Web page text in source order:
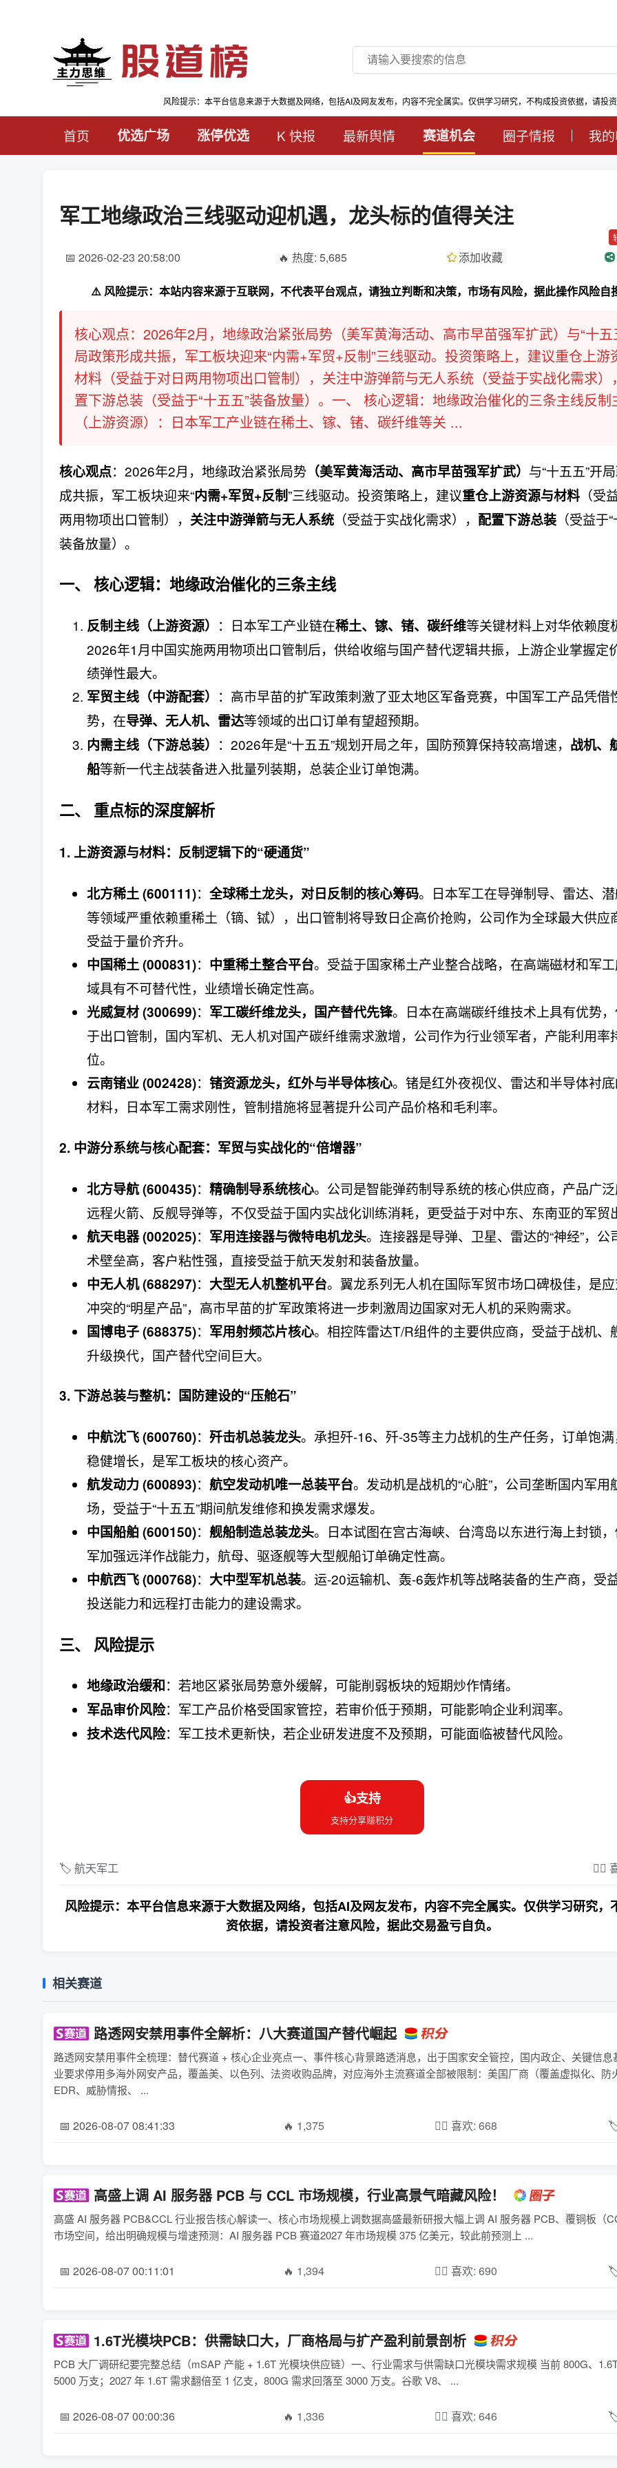
风险提示：本平台信息来源于大数据及网络，包括AI及网友发布，内容不完全属实。仅供学习研究，不构成投资依据，请投
首页 优选广场 涨停优选 K 快报 最新舆情 赛道机会 圈子情报 我
军工地缘政治三线驱动迎机遇，龙头标的值得关注
📅 2026-02-23 20:58:00 🔥 热度: 5,685 添加收藏
⚠️ 风险提示：本站内容来源于互联网，不代表平台观点，请独立判断和决策，市场有风险，据此操作风险自
核心观点：2026年2月，地缘政治紧张局势（美军黄海活动、高市早苗强军扩武）与“十五
局政策形成共振，军工板块迎来“内需+军贸+反制”三线驱动。投资策略上，建议重仓上游
材料（受益于对日两用物项出口管制），关注中游弹箭与无人系统（受益于实战化需求）
置下游总装（受益于“十五五”装备放量）。一、 核心逻辑：地缘政治催化的三条主线反制
（上游资源）：日本军工产业链在稀土、镓、锗、碳纤维等关 ...
核心观点：2026年2月，地缘政治紧张局势 （美军黄海活动、高市早苗强军扩武） 与“十五五”开
成共振，军工板块迎来“内需+军贸+反制”三线驱动。投资策略上，建议重仓上游资源与材料 （受
两用物项出口管制）， 关注中游弹箭与无人系统 （受益于实战化需求）， 配置下游总装 （受益于
装备放量）。
一、 核心逻辑：地缘政治催化的三条主线
反制主线（上游资源） ：日本军工产业链在稀土、镓、锗、碳纤维等关键材料上对华依赖度
2026年1月中国实施两用物项出口管制后，供给收缩与国产替代逻辑共振，上游企业掌握定
绩弹性最大。
军贸主线（中游配套） ：高市早苗的扩军政策刺激了亚太地区军备竞赛，中国军工产品凭借
势，在导弹、无人机、雷达等领域的出口订单有望超预期。
内需主线（下游总装） ：2026年是“十五五”规划开局之年，国防预算保持较高增速， 战机、
船等新一代主战装备进入批量列装期，总装企业订单饱满。
二、 重点标的深度解析
1. 上游资源与材料：反制逻辑下的“硬通货”
北方稀土 (600111)： 全球稀土龙头，对日反制的核心筹码。日本军工在导弹制导、雷达、
等领域严重依赖重稀土（镝、铽），出口管制将导致日企高价抢购，公司作为全球最大供应
受益于量价齐升。
中国稀土 (000831)： 中重稀土整合平台。受益于国家稀土产业整合战略，在高端磁材和军
域具有不可替代性，业绩增长确定性高。
光威复材 (300699)： 军工碳纤维龙头，国产替代先锋。日本在高端碳纤维技术上具有优势
于出口管制，国内军机、无人机对国产碳纤维需求激增，公司作为行业领军者，产能利用率
位。
云南锗业 (002428)： 锗资源龙头，红外与半导体核心。锗是红外夜视仪、雷达和半导体衬
材料，日本军工需求刚性，管制措施将显著提升公司产品价格和毛利率。
2. 中游分系统与核心配套：军贸与实战化的“倍增器”
北方导航 (600435)： 精确制导系统核心。公司是智能弹药制导系统的核心供应商，产品广
远程火箭、反舰导弹等，不仅受益于国内实战化训练消耗，更受益于对中东、东南亚的军贸
航天电器 (002025)： 军用连接器与微特电机龙头。连接器是导弹、卫星、雷达的“神经”，公
术壁垒高，客户粘性强，直接受益于航天发射和装备放量。
中无人机 (688297)： 大型无人机整机平台。翼龙系列无人机在国际军贸市场口碑极佳，是
冲突的“明星产品”，高市早苗的扩军政策将进一步刺激周边国家对无人机的采购需求。
国博电子 (688375)： 军用射频芯片核心。相控阵雷达T/R组件的主要供应商，受益于战机、
升级换代，国产替代空间巨大。
3. 下游总装与整机：国防建设的“压舱石”
中航沈飞 (600760)： 歼击机总装龙头。承担歼-16、歼-35等主力战机的生产任务，订单饱
稳健增长，是军工板块的核心资产。
航发动力 (600893)： 航空发动机唯一总装平台。发动机是战机的“心脏”，公司垄断国内军用
场，受益于“十五五”期间航发维修和换发需求爆发。
中国船舶 (600150)： 舰船制造总装龙头。日本试图在宫古海峡、台湾岛以东进行海上封锁
军加强远洋作战能力，航母、驱逐舰等大型舰船订单确定性高。
中航西飞 (000768)： 大中型军机总装。运-20运输机、轰-6轰炸机等战略装备的生产商，受
投送能力和远程打击能力的建设需求。
三、 风险提示
地缘政治缓和：若地区紧张局势意外缓解，可能削弱板块的短期炒作情绪。
军品审价风险：军工产品价格受国家管控，若审价低于预期，可能影响企业利润率。
技术迭代风险：军工技术更新快，若企业研发进度不及预期，可能面临被替代风险。
👍支持
支持分享赚积分
🏷️ 航天军工 ❤️‍🔥
风险提示：本平台信息来源于大数据及网络，包括AI及网友发布，内容不完全属实。仅供学习研究，
资依据，请投资者注意风险，据此交易盈亏自负。
相关赛道
路透网安禁用事件全解析：八大赛道国产替代崛起
路透网安禁用事件全梳理：替代赛道 + 核心企业亮点一、事件核心背景路透消息，出于国家安全管控，国内政企、关键信息
业要求停用多海外网安产品，覆盖美、以色列、法资收购品牌，对应海外主流赛道全部被限制：美国厂商（覆盖虚拟化、防
EDR、威胁情报、 ...
📅 2026-08-07 08:41:33 🔥 1,375 ❤️‍🔥 喜欢: 668
高盛上调 AI 服务器 PCB 与 CCL 市场规模，行业高景气暗藏风险！
高盛 AI 服务器 PCB&CCL 行业报告核心解读一、核心市场规模上调数据高盛最新研报大幅上调 AI 服务器 PCB、覆铜板（
市场空间，给出明确规模与增速预测：AI 服务器 PCB 赛道2027 年市场规模 375 亿美元，较此前预测上 ...
📅 2026-08-07 00:11:01 🔥 1,394 ❤️‍🔥 喜欢: 690
1.6T光模块PCB：供需缺口大，厂商格局与扩产盈利前景剖析
PCB 大厂调研纪要完整总结（mSAP 产能 + 1.6T 光模块供应链）一、行业需求与供需缺口光模块需求规模 当前 800G、
5000 万支；2027 年 1.6T 需求翻倍至 1 亿支，800G 需求回落至 3000 万支。谷歌 V8、 ...
📅 2026-08-07 00:00:36 🔥 1,336 ❤️‍🔥 喜欢: 646